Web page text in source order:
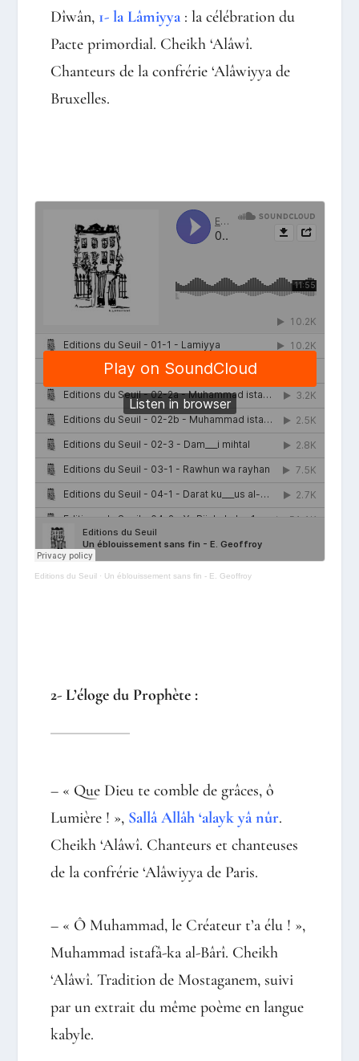
Dîwân, 1- la Lâmiyya : la célébration du
Pacte primordial. Cheikh ‘Alâwî.
Chanteurs de la confrérie ‘Alâwiyya de
Bruxelles.
Editions du Seuil· Un éblouissement sans fin - E. Geoffroy
2- L’éloge du Prophète :
– « Que Dieu te comble de grâces, ô
Lumière ! »,Sallâ Allâh ‘alayk yâ nûr.
Cheikh ‘Alâwî. Chanteurs et chanteuses
de la confrérie ‘Alâwiyya de Paris.
– « Ô Muhammad, le Créateur t’a élu ! »,
Muhammad istafâ-ka al-Bârî. Cheikh
‘Alâwî. Tradition de Mostaganem, suivi
par un extrait du même poème en langue
kabyle.